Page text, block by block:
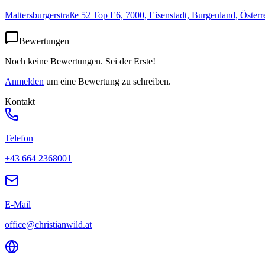
Mattersburgerstraße 52 Top E6, 7000, Eisenstadt, Burgenland,
Bewertungen
Noch keine Bewertungen. Sei der Erste!
Anmelden um eine Bewertung zu schreiben.
Kontakt
Telefon
+43 664 2368001
E-Mail
office@christianwild.at